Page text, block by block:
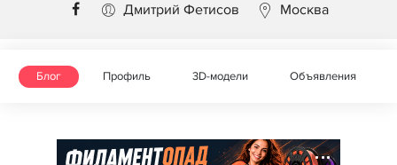
Дмитрий Фетисов Москва
Блог Профиль 3D-модели Объявления